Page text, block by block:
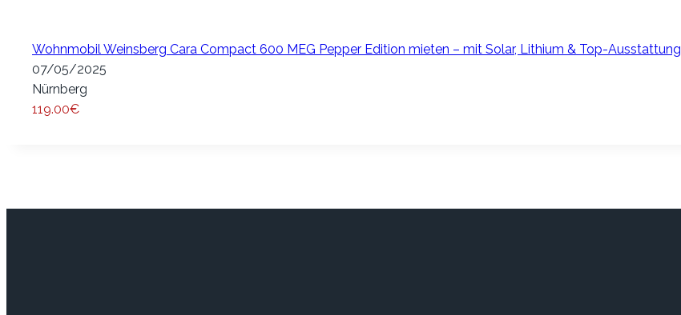
Wohnmobil Weinsberg Cara Compact 600 MEG Pepper Edition mieten – mit Solar, Lithium & Top-Ausstattung
07/05/2025
Nürnberg
119.00€